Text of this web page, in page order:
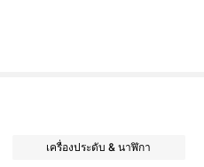
เครื่องประดับ & นาฬิกา